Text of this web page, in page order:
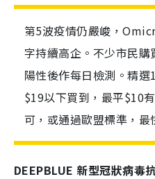
第5波疫情仍嚴峻，
字持續高企。不少市民
陽性後作每日檢測。精
$19以下買到，最平$10
可，或通過歐盟標準，最
DEEPBLUE 新型冠狀病毒